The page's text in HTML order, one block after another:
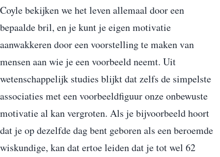
Coyle bekijken we het leven allemaal door een
bepaalde bril, en je kunt je eigen motivatie
aanwakkeren door een voorstelling te maken van
mensen aan wie je een voorbeeld neemt. Uit
wetenschappelijk studies blijkt dat zelfs de simpelste
associaties met een voorbeeldfiguur onze onbewuste
motivatie al kan vergroten. Als je bijvoorbeeld hoort
dat je op dezelfde dag bent geboren als een beroemde
wiskundige, kan dat ertoe leiden dat je tot wel 62